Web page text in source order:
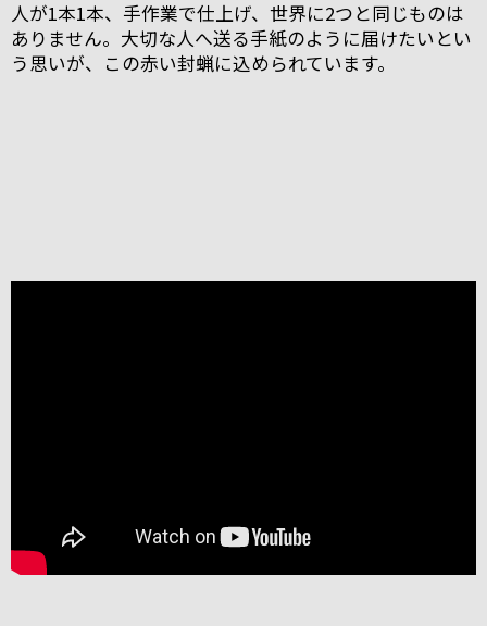
人が1本1本、手作業で仕上げ、世界に2つと同じものは
ありません。大切な人へ送る手紙のように届けたいとい
う思いが、この赤い封蝋に込められています。